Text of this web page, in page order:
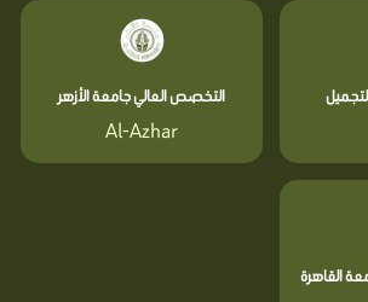
التخصص العالي جامعة الأزهر
Al-Azhar
القاهرة